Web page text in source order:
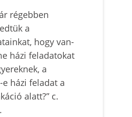
régebben
a
hogy van-
házi feladatokat
a
e házi feladat a
alatt?” c.